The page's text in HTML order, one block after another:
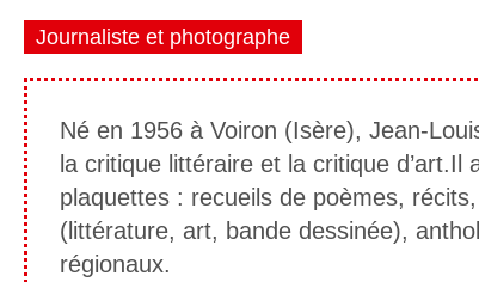
Journaliste et photographe
Né en 1956 à Voiron (Isère), Jean-
la critique littéraire et la critique
plaquettes : recueils de poèmes,
(littérature, art, bande dessinée),
régionaux.